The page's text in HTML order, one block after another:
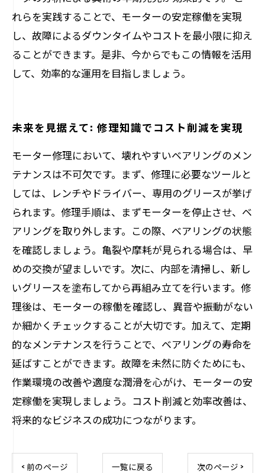
れらを実践することで、モーターの安定稼働を実現
し、故障によるダウンタイムやコストを最小限に抑え
ることができます。是非、今からでもこの情報を活用
して、効率的な運用を目指しましょう。
未来を見据えて: 修理知識でコスト削減を実現
モーター修理において、壊れやすいベアリングのメン
テナンスは不可欠です。まず、修理に必要なツールと
しては、レンチやドライバー、専用のグリースが挙げ
られます。修理手順は、まずモーターを停止させ、ベ
アリングを取り外します。この際、ベアリングの状態
を確認しましょう。亀裂や摩耗が見られる場合は、早
めの交換が望ましいです。次に、内部を清掃し、新し
いグリースを塗布してから再組み立てを行います。修
理後は、モーターの稼働を確認し、異音や振動がない
か細かくチェックすることが大切です。加えて、定期
的なメンテナンスを行うことで、ベアリングの寿命を
延ばすことができます。故障を未然に防ぐためにも、
作業環境の改善や適度な潤滑を心がけ、モーターの安
定稼働を実現しましょう。コスト削減と効率改善は、
将来的なビジネスの成功につながります。
< 前のページ 一覧に戻る 次のページ >